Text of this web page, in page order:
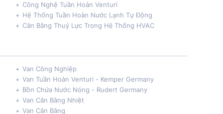
Công Nghệ Tuần Hoàn Venturi
Hệ Thống Tuần Hoàn Nước Lạnh Tự Động
Cân Bằng Thuỷ Lực Trong Hệ Thống HVAC
Van Công Nghiệp
Van Tuần Hoàn Venturi - Kemper Germany
Bồn Chứa Nước Nóng - Rudert Germany
Van Cân Bằng Nhiệt
Van Cân Bằng